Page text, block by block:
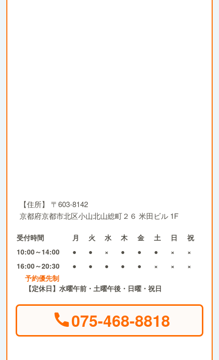
【住所】
〒603-8142
京都府京都市北区小山北山総町２６ 米田ビル 1F
受付時間 月 火 水 木 金 土 日
祝
10:00～14:00
● ● × ● ● ● ×
×
16:00～20:30
● ● ● ● ● × ×
×
予約優先制
【定休日】水曜午前・土曜午後・日曜・祝日
075-468-8818